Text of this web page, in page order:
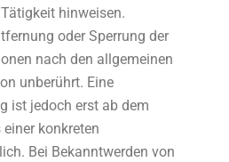
hinweisen.
oder Sperrung der
nach den allgemeinen
unberührt. Eine
ist jedoch erst ab dem
konkreten
Bei Bekanntwerden von